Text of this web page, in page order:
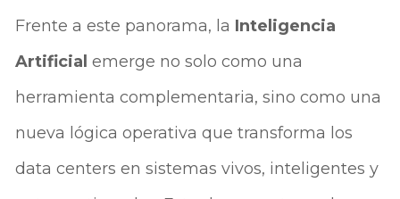
Frente a este panorama, la Inteligencia
Artificialemerge no solo como una
herramienta complementaria, sino como una
nueva lógica operativa que transforma los
data centers en sistemas vivos, inteligentes y